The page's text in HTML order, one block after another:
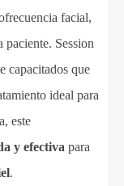
facial,
paciente. Session
capacitados que
ideal para
este
y efectiva para
.